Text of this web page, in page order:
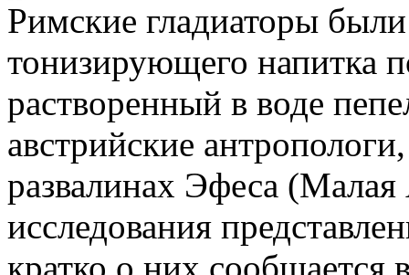
Римские гладиаторы были
тонизирующего напитка
растворенный в воде
австрийские
развалинах Эфеса (Малая
исследования